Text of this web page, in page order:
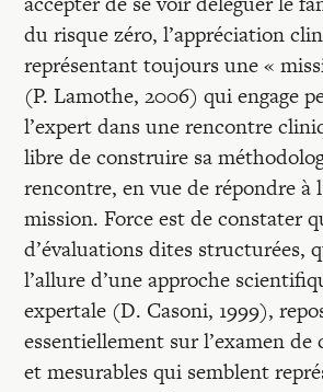
du risque zéro, l’appréciation
représentant toujours une «
(P. Lamothe, 2006) qui engage
l’expert dans une rencontre
libre de construire sa
rencontre, en vue de répondre à
mission. Force est de constater
d’évaluations dites structurées,
l’allure d’une approche
expertale (D. Casoni, 1999),
essentiellement sur l’examen
et mesurables qui semblent